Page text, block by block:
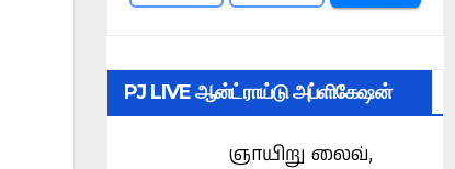
PJ LIVE ஆன்ட்ராய்டு அப்ளிகேஷன்
ஞாயிறு லைவ்,